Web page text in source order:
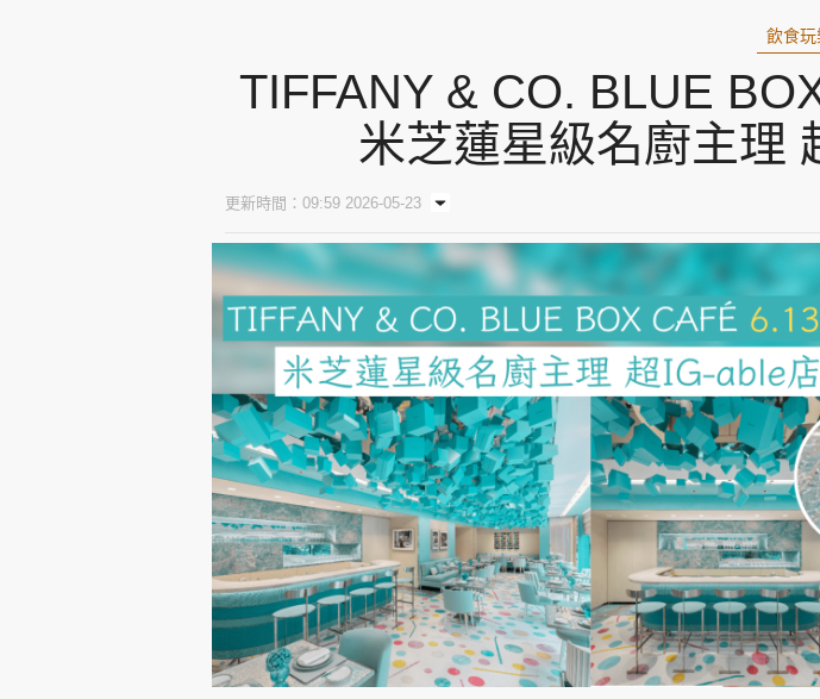
飲食玩
TIFFANY & CO. BLUE
米芝蓮星級名廚主理
更新時間：09:59 2026-05-23